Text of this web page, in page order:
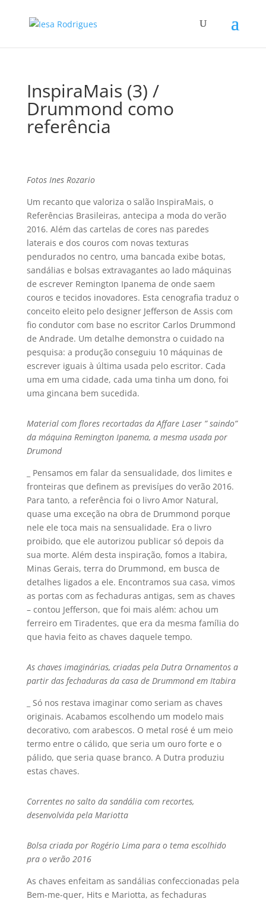
InspiraMais (3) /
Drummond como
referência
Fotos Ines Rozario
Um recanto que valoriza o salão InspiraMais, o
Referências Brasileiras, antecipa a moda do verão
2016. Além das cartelas de cores nas paredes
laterais e dos couros com novas texturas
pendurados no centro, uma bancada exibe botas,
sandálias e bolsas extravagantes ao lado máquinas
de escrever Remington Ipanema de onde saem
couros e tecidos inovadores. Esta cenografia traduz o
conceito eleito pelo designer Jefferson de Assis com
fio condutor com base no escritor Carlos Drummond
de Andrade. Um detalhe demonstra o cuidado na
pesquisa: a produção conseguiu 10 máquinas de
escrever iguais à última usada pelo escritor. Cada
uma em uma cidade, cada uma tinha um dono, foi
uma gincana bem sucedida.
Material com flores recortadas da Affare Laser ” saindo”
da máquina Remington Ipanema, a mesma usada por
Drumond
_ Pensamos em falar da sensualidade, dos limites e
fronteiras que definem as previsíµes do verão 2016.
Para tanto, a referência foi o livro Amor Natural,
quase uma exceção na obra de Drummond porque
nele ele toca mais na sensualidade. Era o livro
proibido, que ele autorizou publicar só depois da
sua morte. Além desta inspiração, fomos a Itabira,
Minas Gerais, terra do Drummond, em busca de
detalhes ligados a ele. Encontramos sua casa, vimos
as portas com as fechaduras antigas, sem as chaves
– contou Jefferson, que foi mais além: achou um
ferreiro em Tiradentes, que era da mesma famí­lia do
que havia feito as chaves daquele tempo.
As chaves imaginárias, criadas pela Dutra Ornamentos a
partir das fechaduras da casa de Drummond em Itabira
_ Só nos restava imaginar como seriam as chaves
originais. Acabamos escolhendo um modelo mais
decorativo, com arabescos. O metal rosé é um meio
termo entre o cálido, que seria um ouro forte e o
pálido, que seria quase branco. A Dutra produziu
estas chaves.
Correntes no salto da sandália com recortes,
desenvolvida pela Mariotta
Bolsa criada por Rogério Lima para o tema escolhido
pra o verão 2016
As chaves enfeitam as sandálias confeccionadas pela
Bem-me-quer, Hits e Mariotta, as fechaduras